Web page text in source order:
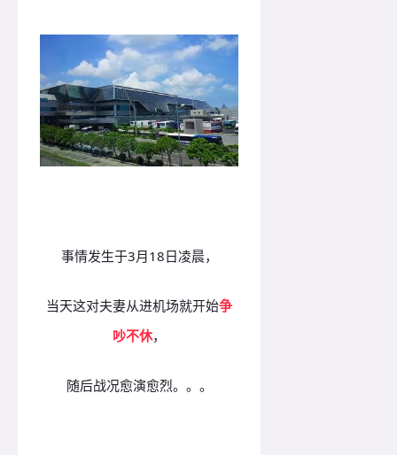
事情发生于3月18日凌晨，
当天这对夫妻从进机场就开始争
吵不休，
随后战况愈演愈烈。。。